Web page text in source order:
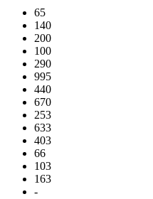
65
140
200
100
290
995
440
670
253
633
403
66
103
163
-